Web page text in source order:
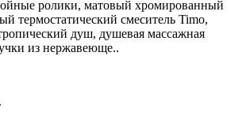
ролики, матовый хромированный
термостатический смеситель Timo,
душ, душевая массажная
из нержавеюще..